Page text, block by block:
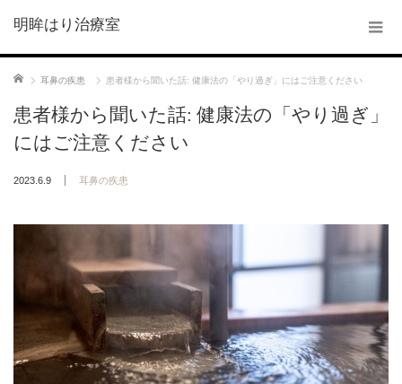
明眸はり治療室
ホーム 耳鼻の疾患 患者様から聞いた話: 健康法の「やり過ぎ」にはご注意ください
患者様から聞いた話: 健康法の「やり過ぎ」
にはご注意ください
2023.6.9 耳鼻の疾患